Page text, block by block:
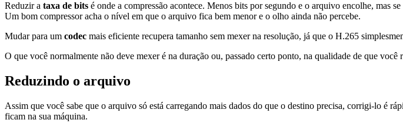
Reduzir a taxa de bits é onde a compressão acontece. Menos bits por segundo e o arquivo encolhe, mas
Um bom compressor acha o nível em que o arquivo fica bem menor e o olho ainda não percebe.
Mudar para um codec mais eficiente recupera tamanho sem mexer na resolução, já que o H.265
O que você normalmente não deve mexer é na duração ou, passado certo ponto, na qualidade de que
Reduzindo o arquivo
Assim que você sabe que o arquivo só está carregando mais dados do que o destino precisa, corrigi-lo é
ficam na sua máquina.